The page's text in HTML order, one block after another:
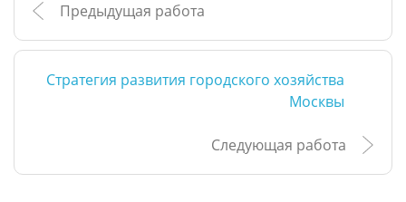
Предыдущая работа
Стратегия развития городского хозяйства
Москвы
Следующая работа